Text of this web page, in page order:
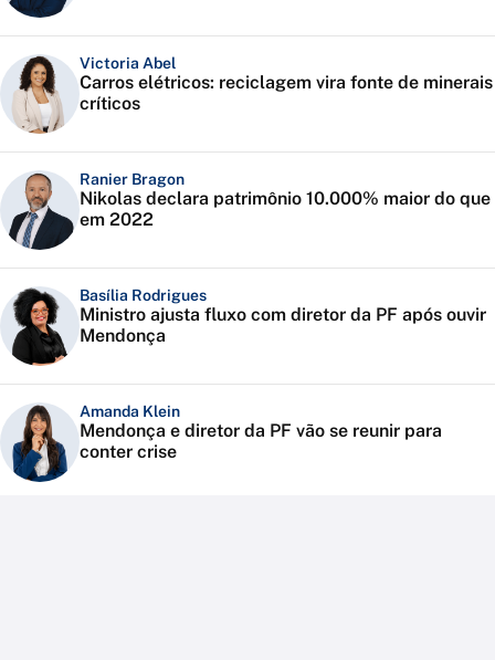
Victoria Abel
Carros elétricos: reciclagem vira fonte de minerais
críticos
Ranier Bragon
Nikolas declara patrimônio 10.000% maior do que
em 2022
Basília Rodrigues
Ministro ajusta fluxo com diretor da PF após ouvir
Mendonça
Amanda Klein
Mendonça e diretor da PF vão se reunir para
conter crise